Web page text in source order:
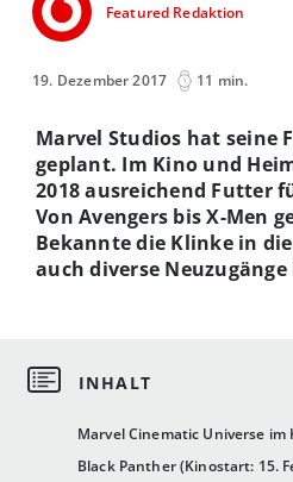
Featured Redaktion
19. Dezember 2017 11 min.
Marvel Cinematic Universe im
Black Panther (Kinostart: 15.
Marvel Studios hat seine
geplant. Im Kino und
2018 ausreichend Futter
Von Avengers bis X-Men
Bekannte die Klinke in
auch diverse